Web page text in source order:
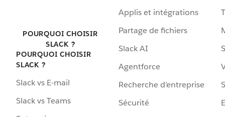
POURQUOI CHOISIR
SLACK ?
POURQUOI CHOISIR
SLACK ?
Slack vs E-mail
Slack vs Teams
Applis et intégrations
Partage de fichiers
Slack AI
Agentforce
Recherche d’entreprise
Sécurité